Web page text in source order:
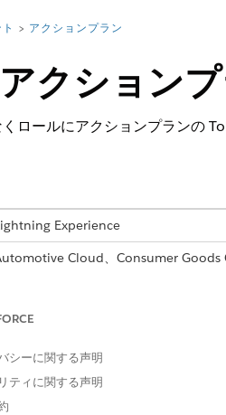
アクションプラン
クション
ロールにアクションプランの
Experience
Cloud、Consumer
ールに割り当てるオプションを有効
ョンプランの ToDo の割り当て
ールに割り当てるオプションを有効
シーに関する声明
ティに関する声明